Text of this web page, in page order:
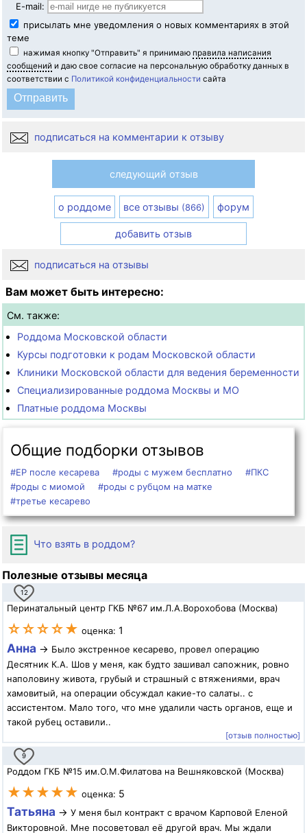
E-mail:
присылать мне уведомления о новых комментариях в этой
теме
нажимая кнопку "Отправить" я принимаю правила написания
сообщений и даю свое согласие на персональную обработку данных в
соответствии с Политикой конфиденциальности сайта
подписаться на комментарии к отзыву
следующий отзыв
о роддоме все отзывы (866) форум
добавить отзыв
подписаться на отзывы
Вам может быть интересно:
См. также:
Роддома Московской области
Курсы подготовки к родам Московской области
Клиники Московской области для ведения беременности
Специализированные роддома Москвы и МО
Платные роддома Москвы
Общие подборки отзывов
#ЕР после кесарева #роды с мужем бесплатно
#ПКС
#роды с миомой
#роды с рубцом на матке
#третье кесарево
Что взять в роддом?
Полезные отзывы месяца
12
Перинатальный центр ГКБ №67 им.Л.А.Ворохобова (Москва)
☆☆☆☆★ оценка: 1
Анна → Было экстренное кесарево, провел операцию
Десятник К.А. Шов у меня, как будто зашивал сапожник, ровно
наполовину живота, грубый и страшный с втяжениями, врач
хамовитый, на операции обсуждал какие-то салаты.. с
ассистентом. Мало того, что мне удалили часть органов, еще и
такой рубец оставили..
[отзыв полностью]
9
Роддом ГКБ №15 им.О.М.Филатова на Вешняковской (Москва)
★★★★★ оценка: 5
Татьяна → У меня был контракт с врачом Карповой Еленой
Викторовной. Мне посоветовал её другой врач. Мы ждали